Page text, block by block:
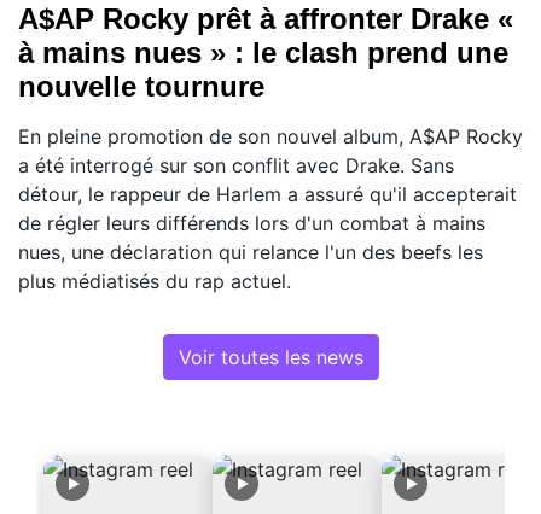
A$AP Rocky prêt à affronter Drake «
à mains nues » : le clash prend une
nouvelle tournure
En pleine promotion de son nouvel album, A$AP Rocky
a été interrogé sur son conflit avec Drake. Sans
détour, le rappeur de Harlem a assuré qu'il accepterait
de régler leurs différends lors d'un combat à mains
nues, une déclaration qui relance l'un des beefs les
plus médiatisés du rap actuel.
Voir toutes les news